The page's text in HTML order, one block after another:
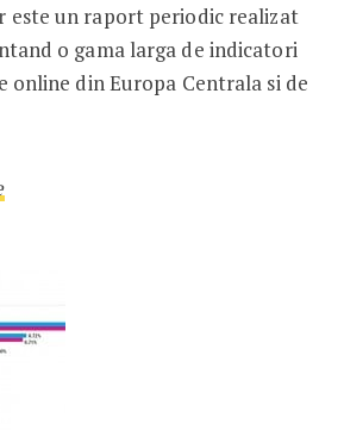
este un raport periodic realizat
o gama larga de indicatori
online din Europa Centrala si de